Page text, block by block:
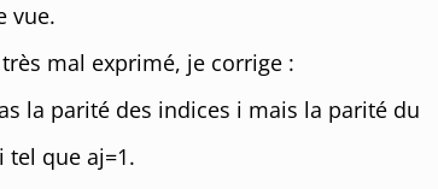
vue.
mal exprimé, je corrige :
la parité des indices i mais la parité du
tel que aj=1.